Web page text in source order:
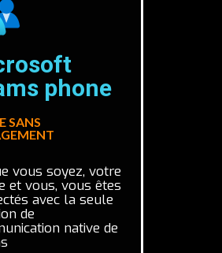
phone
SANS
vous soyez, votre
et vous, vous êtes
avec la seule
de
native de